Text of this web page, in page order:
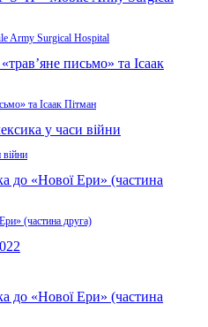
Army Surgical Hospital
та Ісаак Пітман
війни
(частина друга)